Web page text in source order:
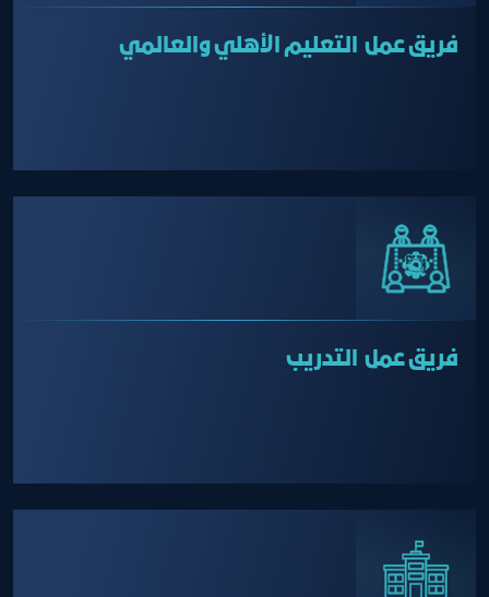
فريق عمل التعليم الأهلي والعالمي
فريق عمل التدريب